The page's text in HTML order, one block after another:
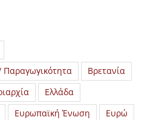
Παραγωγικότητα
Βρετανία
Ελλάδα
Ευρωπαϊκή Ένωση
Ευρώ